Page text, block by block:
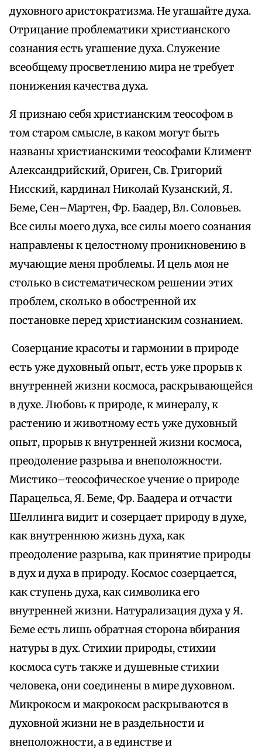
духовного аристократизма. Не угашайте духа.
Отрицание проблематики христианского
сознания есть угашение духа. Служение
всеобщему просветлению мира не требует
понижения качества духа.
Я признаю себя христианским теософом в
том старом смысле, в каком могут быть
названы христианскими теософами Климент
Александрийский, Ориген, Св. Григорий
Нисский, кардинал Николай Кузанский, Я.
Беме, Сен–Мартен, Фр. Баадер, Вл. Соловьев.
Все силы моего духа, все силы моего сознания
направлены к целостному проникновению в
мучающие меня проблемы. И цель моя не
столько в систематическом решении этих
проблем, сколько в обостренной их
постановке перед христианским сознанием.
Созерцание красоты и гармонии в природе
есть уже духовный опыт, есть уже прорыв к
внутренней жизни космоса, раскрывающейся
в духе. Любовь к природе, к минералу, к
растению и животному есть уже духовный
опыт, прорыв к внутренней жизни космоса,
преодоление разрыва и внеположности.
Мистико–теософическое учение о природе
Парацельса, Я. Беме, Фр. Баадера и отчасти
Шеллинга видит и созерцает природу в духе,
как внутреннюю жизнь духа, как
преодоление разрыва, как принятие природы
в дух и духа в природу. Космос созерцается,
как ступень духа, как символика его
внутренней жизни. Натурализация духа у Я.
Беме есть лишь обратная сторона вбирания
натуры в дух. Стихии природы, стихии
космоса суть также и душевные стихии
человека, они соединены в мире духовном.
Микрокосм и макрокосм раскрываются в
духовной жизни не в раздельности и
внеположности, а в единстве и